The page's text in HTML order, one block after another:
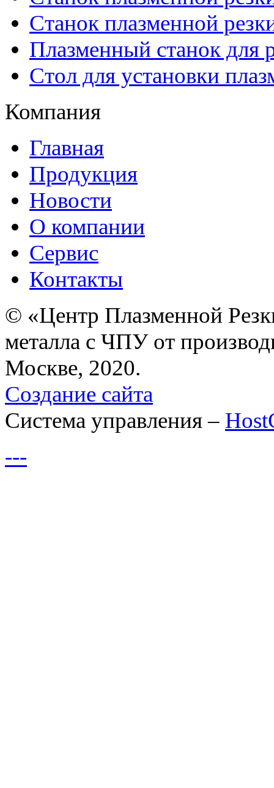
Станок плазменной
Плазменный станок для
Стол для установки
Компания
Главная
Продукция
Новости
О компании
Сервис
Контакты
© «Центр Плазменной
металла с ЧПУ от
Москве, 2020.
Создание сайта
Система управления –
---